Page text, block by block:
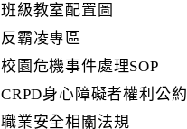
班級教室配置圖
反霸凌專區
校園危機事件處理SOP
CRPD身心障礙者權利公約
職業安全相關法規